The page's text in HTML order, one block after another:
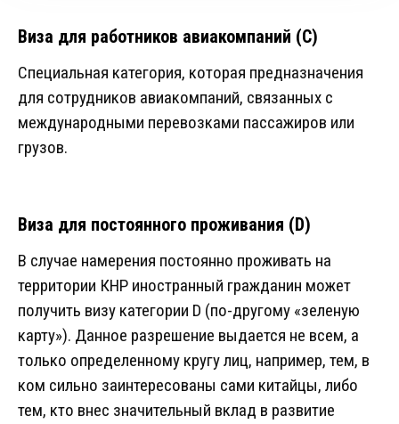
Виза для работников авиакомпаний (С)
Специальная категория, которая предназначения
для сотрудников авиакомпаний, связанных с
международными перевозками пассажиров или
грузов.
Виза для постоянного проживания (D)
В случае намерения постоянно проживать на
территории КНР иностранный гражданин может
получить визу категории D (по-другому «зеленую
карту»). Данное разрешение выдается не всем, а
только определенному кругу лиц, например, тем, в
ком сильно заинтересованы сами китайцы, либо
тем, кто внес значительный вклад в развитие